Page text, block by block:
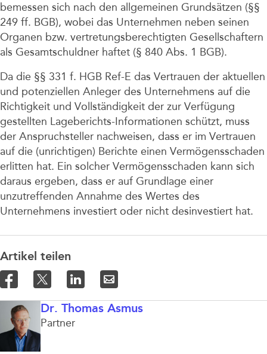
bemessen sich nach den allgemeinen Grundsätzen (§§
249 ff. BGB), wobei das Unternehmen neben seinen
Organen bzw. vertretungsberechtigten Gesellschaftern
als Gesamtschuldner haftet (§ 840 Abs. 1 BGB).
Da die §§ 331 f. HGB Ref-E das Vertrauen der aktuellen
und potenziellen Anleger des Unternehmens auf die
Richtigkeit und Vollständigkeit der zur Verfügung
gestellten Lageberichts-Informationen schützt, muss
der Anspruchsteller nachweisen, dass er im Vertrauen
auf die (unrichtigen) Berichte einen Vermögensschaden
erlitten hat. Ein solcher Vermögensschaden kann sich
daraus ergeben, dass er auf Grundlage einer
unzutreffenden Annahme des Wertes des
Unternehmens investiert oder nicht desinvestiert hat.
Artikel teilen
Dr. Thomas Asmus
Partner